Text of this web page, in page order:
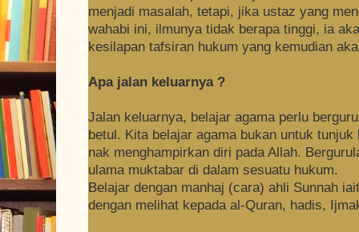
menjadi masalah, tetapi, jika ustaz yang
wahabi ini, ilmunya tidak berapa tinggi, ia
kesilapan tafsiran hukum yang kemudian
Apa jalan keluarnya ?
Jalan keluarnya, belajar agama perlu
betul. Kita belajar agama bukan untuk
nak menghampirkan diri pada Allah.
ulama muktabar di dalam sesuatu hukum.
Belajar dengan manhaj (cara) ahli Sunnah
dengan melihat kepada al-Quran, hadis,